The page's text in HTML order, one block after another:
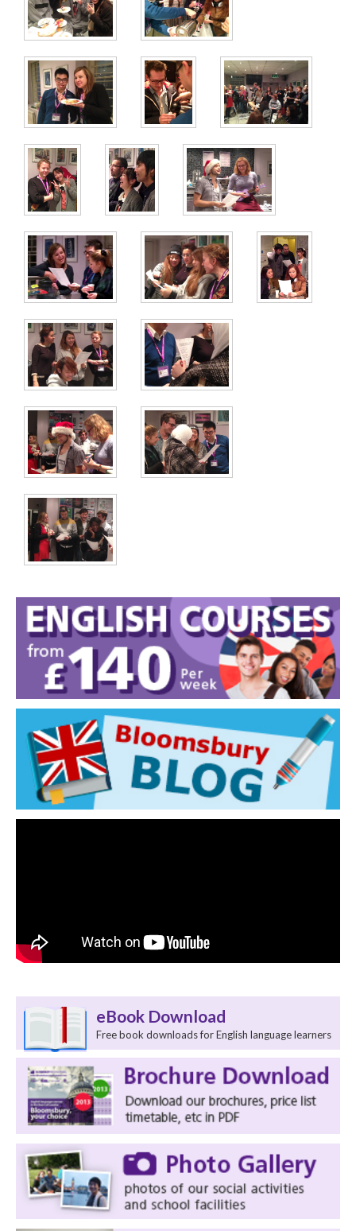
eBook Download
Free book downloads for English language learners